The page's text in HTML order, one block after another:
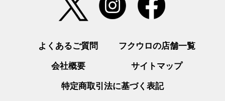
よくあるご質問 フクウロの店舗一覧
会社概要 サイトマップ
特定商取引法に基づく表記